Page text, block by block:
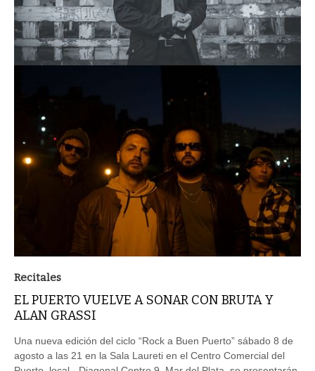
Recitales
EL PUERTO VUELVE A SONAR CON BRUTA Y
ALAN GRASSI
Una nueva edición del ciclo “Rock a Buen Puerto” sábado 8 de
agosto a las 21 en la Sala Laureti en el Centro Comercial del